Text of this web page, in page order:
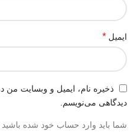
ایمیل *
ذخیره نام، ایمیل و وبسایت من
دیدگاهی می‌نویسم.
شما باید وارد حساب خود شده باشید